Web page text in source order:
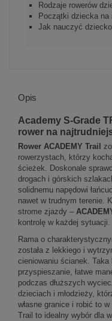
Rodzaje rowerów
Początki dziecka na
Jak nauczyć
Opis
Academy S-Grade
rower na
Rower ACADEMY Trail
rowerzystach, którzy
ścieżek. Doskonale
drogach i górskich
solidnemu napędowi
nawet w trudnym terenie.
strome zjazdy –
kontrolę w każdej sytuacji.
Rama o
została z lekkiego i
cieniowaniu ścianek.
przyspieszanie, łatwe
podczas dłuższych
dzieciach i młodzieży,
własne granice i robić to
Trail to idealny wybór dla